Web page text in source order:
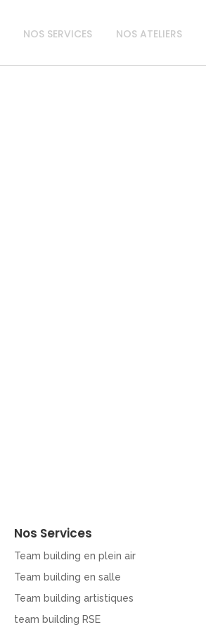
NOS SERVICES NOS ATELIERS
Nos Services
Team building en plein air
Team building en salle
Team building artistiques
team building RSE